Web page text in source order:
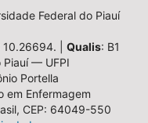
Federal do Piauí
10.26694. | Qualis: B1
Piauí — UFPI
Portella
em Enfermagem
CEP: 64049-550